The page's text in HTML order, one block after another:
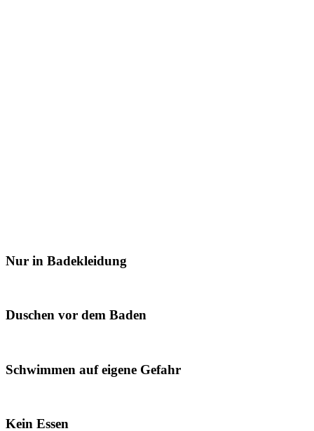
Nur in Badekleidung
Duschen vor dem Baden
Schwimmen auf eigene Gefahr
Kein Essen